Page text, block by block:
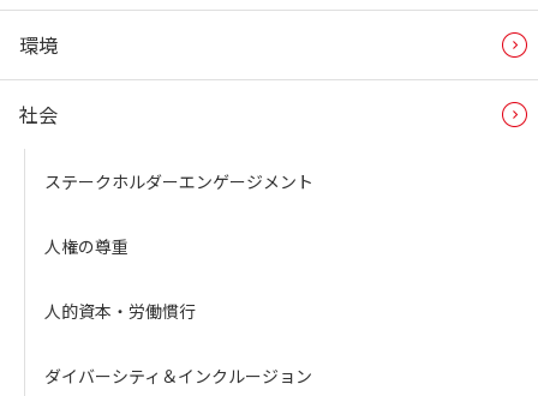
環境
社会
ステークホルダーエンゲージメント
人権の尊重
人的資本・労働慣行
ダイバーシティ＆インクルージョン